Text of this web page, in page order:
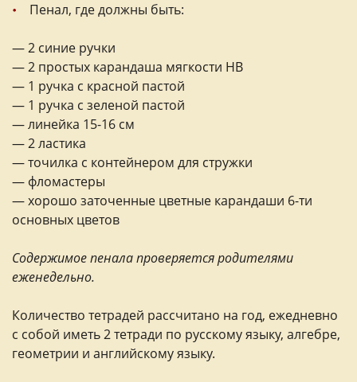
Пенал, где должны быть:
— 2 синие ручки
— 2 простых карандаша мягкости НВ
— 1 ручка с красной пастой
— 1 ручка с зеленой пастой
— линейка 15-16 см
— 2 ластика
— точилка с контейнером для стружки
— фломастеры
— хорошо заточенные цветные карандаши 6-ти
основных цветов
Содержимое пенала проверяется родителями
еженедельно.
Количество тетрадей рассчитано на год, ежедневно
с собой иметь 2 тетради по русскому языку, алгебре,
геометрии и английскому языку.